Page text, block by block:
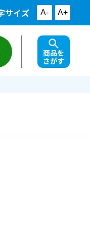
サイズ A- A+
商品を
さがす